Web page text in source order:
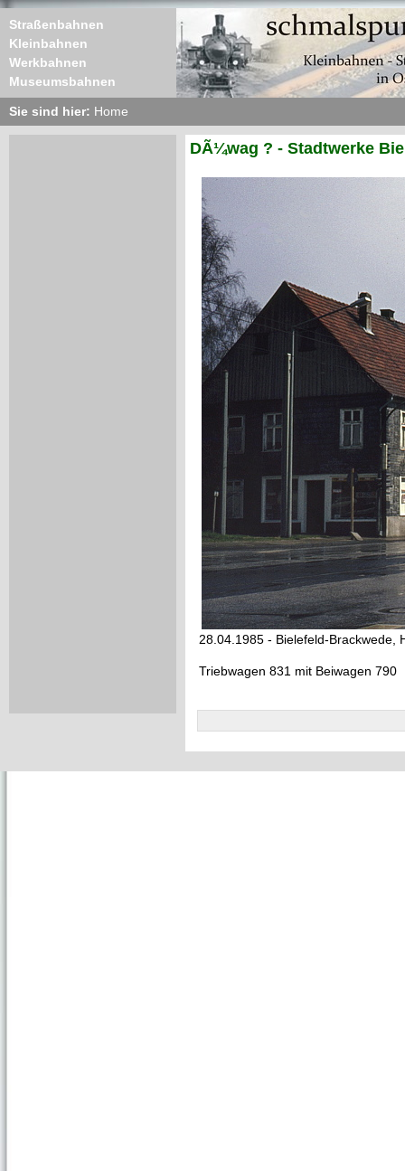
Straßenbahnen
Kleinbahnen
Werkbahnen
Museumsbahnen
Sie sind hier: Home
DÃ¼wag ? - Stadtwerke
28.04.1985 - Bielefeld-Brackwede,
Triebwagen 831 mit Beiwagen 790